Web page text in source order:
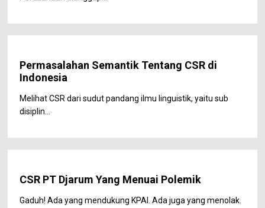
Permasalahan Semantik Tentang CSR di
Indonesia
Melihat CSR dari sudut pandang ilmu linguistik, yaitu sub
disiplin...
CSR PT Djarum Yang Menuai Polemik
Gaduh! Ada yang mendukung KPAI. Ada juga yang menolak.